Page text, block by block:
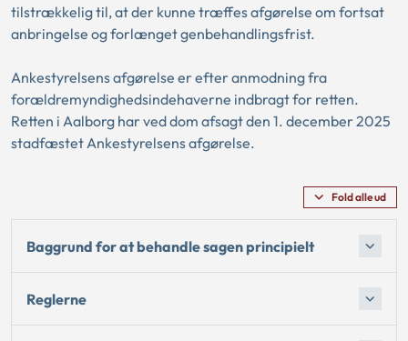
tilstrækkelig til, at der kunne træffes afgørelse om fortsat
anbringelse og forlænget genbehandlingsfrist.
Ankestyrelsens afgørelse er efter anmodning fra
forældremyndighedsindehaverne indbragt for retten.
Retten i Aalborg har ved dom afsagt den 1. december 2025
stadfæstet Ankestyrelsens afgørelse.
Fold alle ud
Baggrund for at behandle sagen principielt
Reglerne